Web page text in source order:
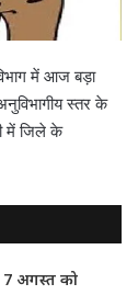
में आज बड़ा
स्तर के
में जिले के
7 अगस्त को